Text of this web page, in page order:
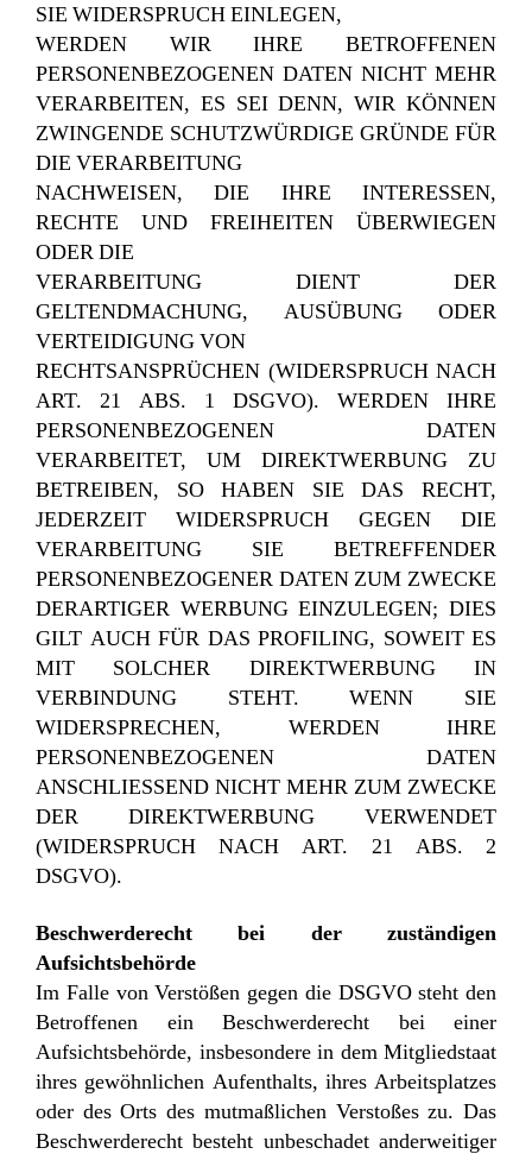
SIE WIDERSPRUCH EINLEGEN,
WERDEN WIR IHRE BETROFFENEN
PERSONENBEZOGENEN DATEN NICHT MEHR
VERARBEITEN, ES SEI DENN, WIR KÖNNEN
ZWINGENDE SCHUTZWÜRDIGE GRÜNDE FÜR
DIE VERARBEITUNG
NACHWEISEN, DIE IHRE INTERESSEN,
RECHTE UND FREIHEITEN ÜBERWIEGEN
ODER DIE
VERARBEITUNG DIENT DER
GELTENDMACHUNG, AUSÜBUNG ODER
VERTEIDIGUNG VON
RECHTSANSPRÜCHEN (WIDERSPRUCH NACH
ART. 21 ABS. 1 DSGVO). WERDEN IHRE
PERSONENBEZOGENEN DATEN
VERARBEITET, UM DIREKTWERBUNG ZU
BETREIBEN, SO HABEN SIE DAS RECHT,
JEDERZEIT WIDERSPRUCH GEGEN DIE
VERARBEITUNG SIE BETREFFENDER
PERSONENBEZOGENER DATEN ZUM ZWECKE
DERARTIGER WERBUNG EINZULEGEN; DIES
GILT AUCH FÜR DAS PROFILING, SOWEIT ES
MIT SOLCHER DIREKTWERBUNG IN
VERBINDUNG STEHT. WENN SIE
WIDERSPRECHEN, WERDEN IHRE
PERSONENBEZOGENEN DATEN
ANSCHLIESSEND NICHT MEHR ZUM ZWECKE
DER DIREKTWERBUNG VERWENDET
(WIDERSPRUCH NACH ART. 21 ABS. 2
DSGVO).
Beschwerderecht bei der zuständigen
Aufsichtsbehörde
Im Falle von Verstößen gegen die DSGVO steht den
Betroffenen ein Beschwerderecht bei einer
Aufsichtsbehörde, insbesondere in dem Mitgliedstaat
ihres gewöhnlichen Aufenthalts, ihres Arbeitsplatzes
oder des Orts des mutmaßlichen Verstoßes zu. Das
Beschwerderecht besteht unbeschadet anderweitiger